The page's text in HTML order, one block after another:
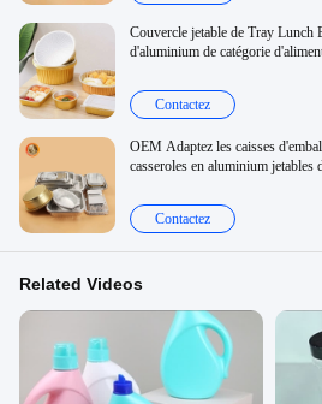
Couvercle jetable de Tray Lunch
d'aluminium de catégorie
Contactez
OEM Adaptez les caisses
casseroles en aluminium jetables
Contactez
Related Videos